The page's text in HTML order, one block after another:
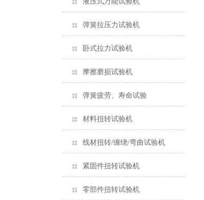
弹簧拉压力试验机
卧式拉力试验机
摩擦磨损试验机
弹簧疲劳、寿命试验
材料扭转试验机
线材扭转/缠绕/弯曲试验机
紧固件扭转试验机
零部件扭转试验机